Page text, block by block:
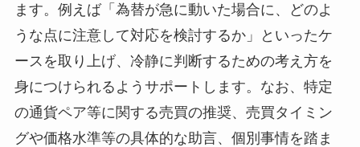
ます。例えば「為替が急に動いた場合に、どのよ
うな点に注意して対応を検討するか」といったケ
ースを取り上げ、冷静に判断するための考え方を
身につけられるようサポートします。なお、特定
の通貨ペア等に関する売買の推奨、売買タイミン
グや価格水準等の具体的な助言、個別事情を踏ま